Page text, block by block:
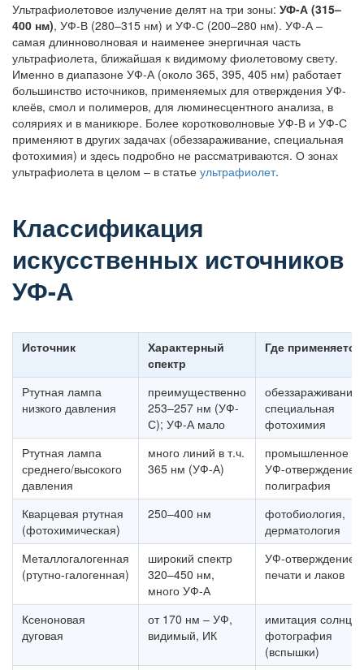
Ультрафиолетовое излучение делят на три зоны: УФ-А (315–
400 нм), УФ-В (280–315 нм) и УФ-С (200–280 нм). УФ-А –
самая длинноволновая и наименее энергичная часть
ультрафиолета, ближайшая к видимому фиолетовому свету.
Именно в диапазоне УФ-А (около 365, 395, 405 нм) работает
большинство источников, применяемых для отверждения УФ-
клеёв, смол и полимеров, для люминесцентного анализа, в
соляриях и в маникюре. Более коротковолновые УФ-В и УФ-С
применяют в других задачах (обеззараживание, специальная
фотохимия) и здесь подробно не рассматриваются. О зонах
ультрафиолета в целом – в статье ультрафиолет.
Классификация
искусственных источников
УФ-А
Источник
Характерный
спектр
Где применяется
Ртутная лампа
низкого давления
преимущественно
253–257 нм (УФ-
С); УФ-А мало
обеззараживание,
специальная
фотохимия
Ртутная лампа
среднего/высокого
давления
много линий в т.ч.
365 нм (УФ-А)
промышленное
УФ-отверждение,
полиграфия
Кварцевая ртутная
(фотохимическая)
250–400 нм
фотобиология,
дерматология
Металлогалогенная
(ртутно-галогенная)
широкий спектр
320–450 нм,
много УФ-А
УФ-отверждение
печати и лаков
Ксеноновая
дуговая
от 170 нм – УФ,
видимый, ИК
имитация солнца,
фотография
(вспышки)